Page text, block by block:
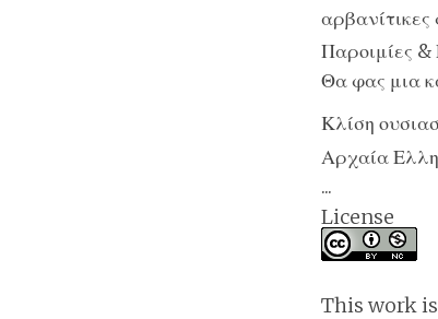
Παροιμίες &
Θα φας μια
Κλίση
Αρχαία
...
License
This work